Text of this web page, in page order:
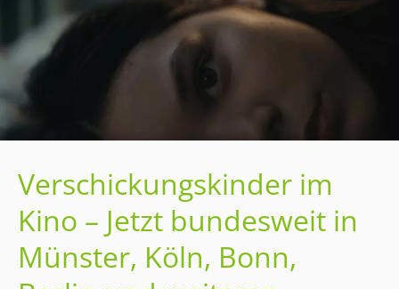
Verschickungskinder im
Kino – Jetzt bundesweit in
Münster, Köln, Bonn,